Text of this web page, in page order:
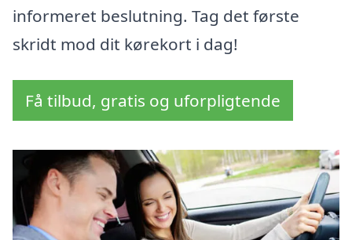
informeret beslutning. Tag det første
skridt mod dit kørekort i dag!
Få tilbud, gratis og uforpligtende